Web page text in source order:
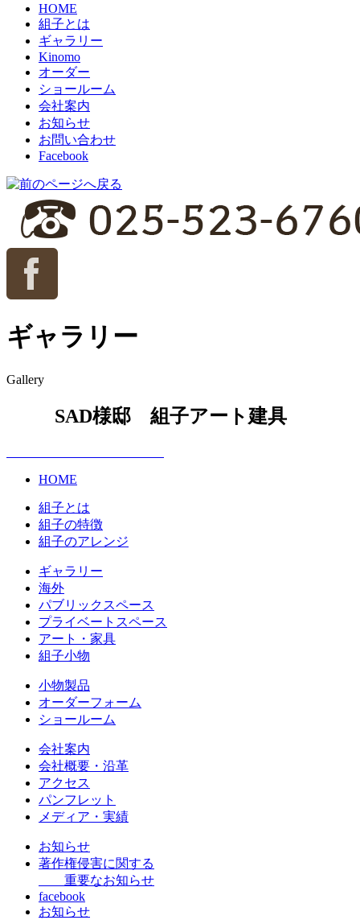
HOME
組子とは
ギャラリー
Kinomo
オーダー
ショールーム
会社案内
お知らせ
お問い合わせ
Facebook
ギャラリー
Gallery
SAD様邸 組子アート建具
HOME
組子とは
組子の特徴
組子のアレンジ
ギャラリー
海外
パブリックスペース
プライベートスペース
アート・家具
組子小物
小物製品
オーダーフォーム
ショールーム
会社案内
会社概要・沿革
アクセス
パンフレット
メディア・実績
お知らせ
著作権侵害に関する
重要なお知らせ
facebook
お知らせ